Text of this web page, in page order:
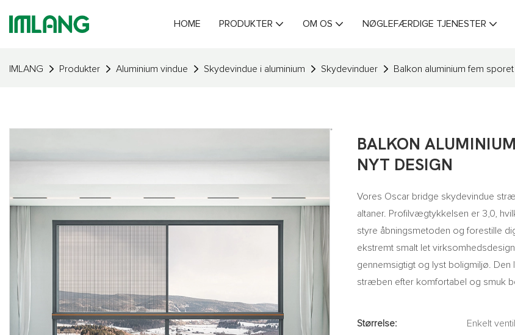
HOME PRODUKTER OM OS NØGLEFÆRDIGE TJENESTER
IMLANG Produkter Aluminium vindue Skydevindue i aluminium Skydevinduer Balkon aluminium fem
BALKON
NYT DESIGN
Vores Oscar bridge skydevindue
altaner. Profilvægtykkelsen er 3,0,
styre åbningsmetoden og forestille
ekstremt smalt let
gennemsigtigt og lyst boligmiljø.
stræben efter komfortabel og smuk
Størrelse:
Enkelt